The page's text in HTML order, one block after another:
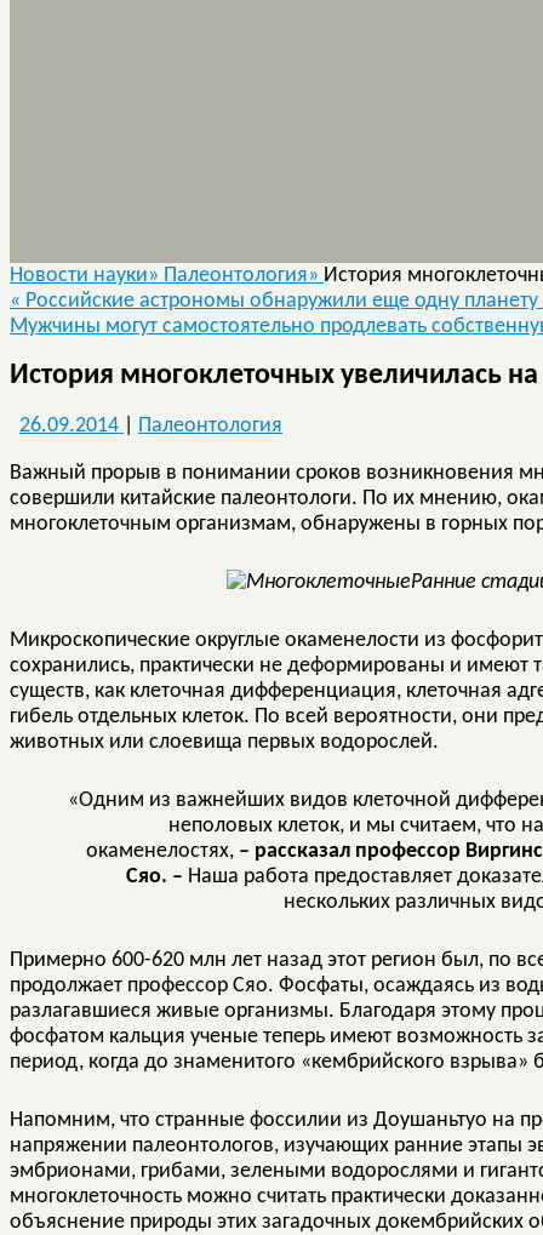
Новости науки» Палеонтология» История
« Российские астрономы обнаружили еще одну
Мужчины могут самостоятельно продлевать
История многоклеточных увеличилась
26.09.2014 Палеонтология
Важный прорыв в понимании сроков возникновения
совершили китайские палеонтологи. По их мнению,
многоклеточным организмам, обнаружены в горных
Ранние
Микроскопические округлые окаменелости из
сохранились, практически не деформированы и имеют
существ, как клеточная дифференциация, клеточная
гибель отдельных клеток. По всей вероятности, они
животных или слоевища первых водорослей.
«Одним из важнейших видов клеточной
неполовых клеток, и мы считаем, что
окаменелостях, – рассказал профессор
Сяо. – Наша работа предоставляет
нескольких различных
Примерно 600-620 млн лет назад этот регион был, по
продолжает профессор Сяо. Фосфаты, осаждаясь из
разлагавшиеся живые организмы. Благодаря этому
фосфатом кальция ученые теперь имеют возможность
период, когда до знаменитого «кембрийского
Напомним, что странные фоссилии из Доушаньтуо на
напряжении палеонтологов, изучающих ранние этапы
эмбрионами, грибами, зелеными водорослями и
многоклеточность можно считать практически
объяснение природы этих загадочных докембрийских